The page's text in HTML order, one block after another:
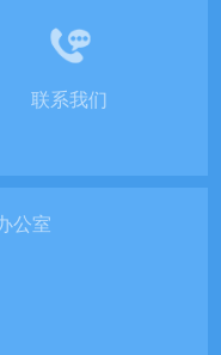
联系我们
公室